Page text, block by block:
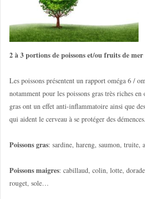
2 à 3 portions de poissons et/ou fruits de mer
Les poissons présentent un rapport oméga 6 /
notamment pour les poissons gras très riches en
gras ont un effet anti-inflammatoire ainsi que
qui aident le cerveau à se protéger des démences.
Poissons gras: sardine, hareng, saumon, truite,
Poissons maigres: cabillaud, colin, lotte,
rouget, sole…